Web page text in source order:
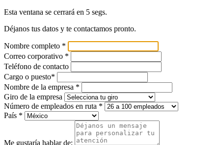
Esta ventana se cerrará en 5 segs.
Déjanos tus datos y te contactamos pronto.
Nombre completo *
Correo corporativo *
Teléfono de contacto
Cargo o puesto*
Nombre de la empresa *
Giro de la empresa
Número de empleados en ruta *
País *
Me gustaría hablar de: